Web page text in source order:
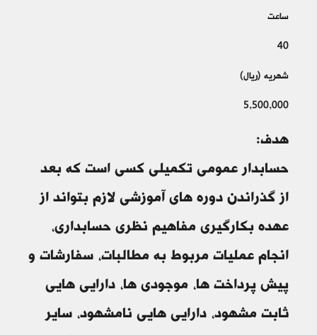
ساعت
40
شهریه (ریال)
5,500,000
هدف:
حسابدار عمومي تكميلي كسي است كه بعد
از گذراندن دوره هاي آموزشي لازم بتواند از
عهده بكارگيري مفاهيم نظري حسابداري،
انجام عمليات مربوط به مطالبات، سفارشات و
پيش پرداخت ها، موجودي ها، دارايي هايي
ثابت مشهود، دارايي هايي نامشهود، ساير